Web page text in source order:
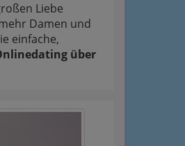
Liebe
Damen und
einfache,
über